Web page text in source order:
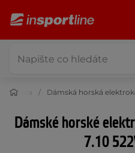
Dámská horská
Dámské horské
7.10